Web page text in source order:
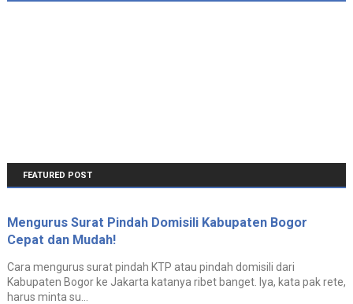
FEATURED POST
Mengurus Surat Pindah Domisili Kabupaten Bogor
Cepat dan Mudah!
Cara mengurus surat pindah KTP atau pindah domisili dari
Kabupaten Bogor ke Jakarta katanya ribet banget. Iya, kata pak rete,
harus minta su...